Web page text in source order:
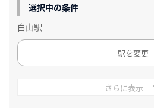
選択中の条件
白山駅
駅を変更
さらに表示